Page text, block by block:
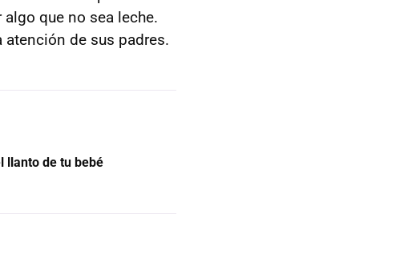
que no sea leche.
atención de sus padres.
llanto de tu bebé